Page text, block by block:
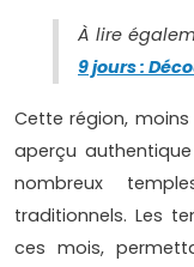
À lire
9 jours :
Cette région,
aperçu
nombreux
traditionnels. Les
ces mois,